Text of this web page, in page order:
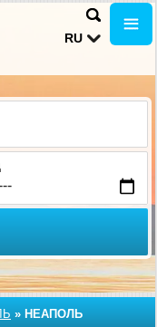
RU
» НЕАПОЛЬ